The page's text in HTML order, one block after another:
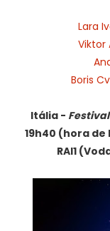
Lara
Viktor
Boris
Itália -
19h40 (hora de
RAI1